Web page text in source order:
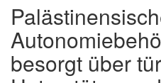
besorgt über